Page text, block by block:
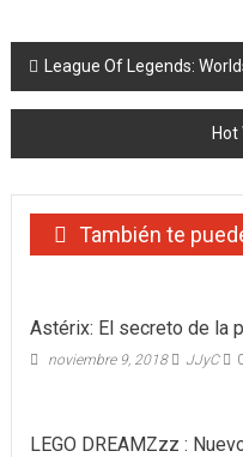
Navegación
de
entradas
League Of Legends:
También te
Astérix: El secreto de la
noviembre 9, 2018 JJyC
LEGO DREAMZzz :